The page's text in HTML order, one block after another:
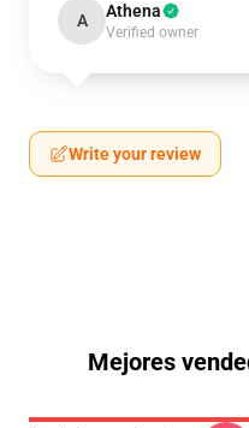
A Athena
Verified owner
Write your review
Mejores